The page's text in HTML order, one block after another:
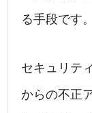
る手段です。
セキュリテ
からの不正